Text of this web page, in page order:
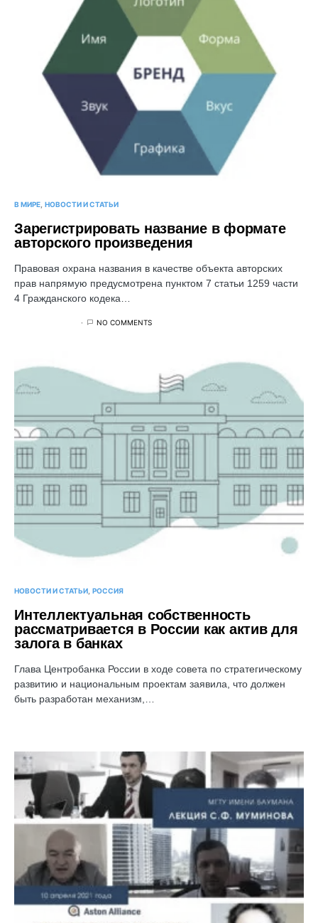
В МИРЕ НОВОСТИ И СТАТЬИ
Зарегистрировать название в формате
авторского произведения
Правовая охрана названия в качестве объекта авторских
прав напрямую предусмотрена пунктом 7 статьи 1259 части
4 Гражданского кодека…
NO COMMENTS
НОВОСТИ И СТАТЬИ РОССИЯ
Интеллектуальная собственность
рассматривается в России как актив для
залога в банках
Глава Центробанка России в ходе совета по стратегическому
развитию и национальным проектам заявила, что должен
быть разработан механизм,…